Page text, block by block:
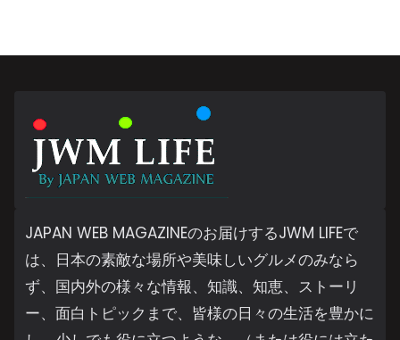
JAPAN WEB MAGAZINEのお届けするJWM LIFEで
は、日本の素敵な場所や美味しいグルメのみなら
ず、国内外の様々な情報、知識、知恵、ストーリ
ー、面白トピックまで、皆様の日々の生活を豊かに